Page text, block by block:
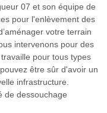
07 et son équipe de
pour l'enlèvement des
votre terrain
intervenons pour des
pour tous types
être sûr d'avoir un
infrastructure.
de dessouchage